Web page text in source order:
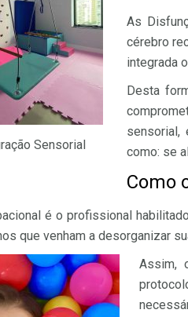
Sensorial
As
cérebro
integrada
Desta
sensorial,
como: se
Como
é o profissional
que venham a desorganizar
Assim,